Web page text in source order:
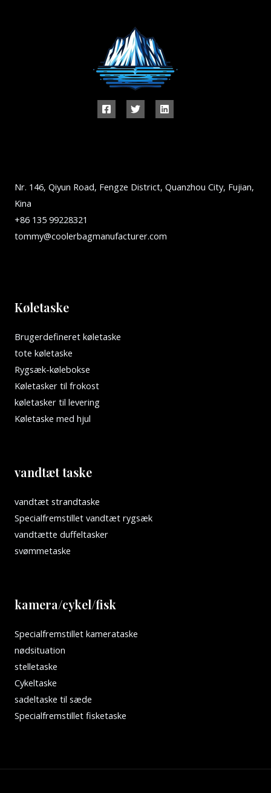
Nr. 146, Qiyun Road, Fengze District, Quanzhou City, Fujian,
Kina
+86 135 99228321
tommy@coolerbagmanufacturer.com
Køletaske
Brugerdefineret køletaske
tote køletaske
Rygsæk-kølebokse
Køletasker til frokost
køletasker til levering
Køletaske med hjul
vandtæt taske
vandtæt strandtaske
Specialfremstillet vandtæt rygsæk
vandtætte duffeltasker
svømmetaske
kamera/cykel/fisk
Specialfremstillet kamerataske
nødsituation
stelletaske
Cykeltaske
sadeltaske til sæde
Specialfremstillet fisketaske